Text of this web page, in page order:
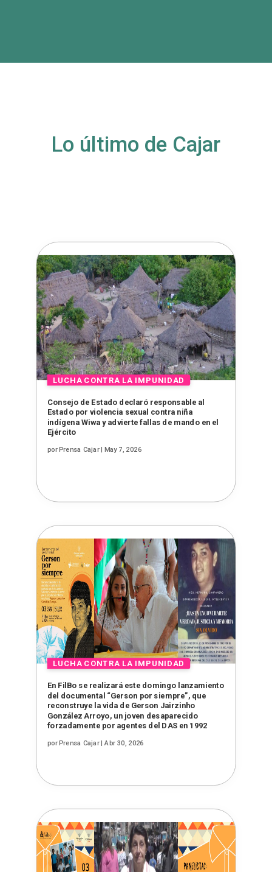
Lo último de Cajar
Consejo de Estado declaró responsable al
Estado por violencia sexual contra niña
indígena Wiwa y advierte fallas de mando en el
Ejército
porPrensa Cajar| May 7, 2026
En FilBo se realizará este domingo lanzamiento
del documental “Gerson por siempre”, que
reconstruye la vida de Gerson Jairzinho
González Arroyo, un joven desaparecido
forzadamente por agentes del DAS en 1992
porPrensa Cajar|Abr 30, 2026